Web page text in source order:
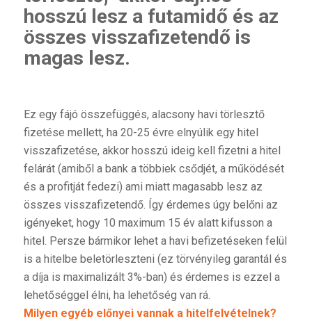
hosszú lesz a futamidő és az
összes visszafizetendő is
magas lesz.
Ez egy fájó összefüggés, alacsony havi törlesztő
fizetése mellett, ha 20-25 évre elnyúlik egy hitel
visszafizetése, akkor hosszú ideig kell fizetni a hitel
felárát (amiből a bank a többiek csődjét, a működését
és a profitját fedezi) ami miatt magasabb lesz az
összes visszafizetendő. Így érdemes úgy belőni az
igényeket, hogy 10 maximum 15 év alatt kifusson a
hitel. Persze bármikor lehet a havi befizetéseken felül
is a hitelbe beletörleszteni (ez törvényileg garantál és
a díja is maximalizált 3%-ban) és érdemes is ezzel a
lehetőséggel élni, ha lehetőség van rá.
Milyen egyéb előnyei vannak a hitelfelvételnek?